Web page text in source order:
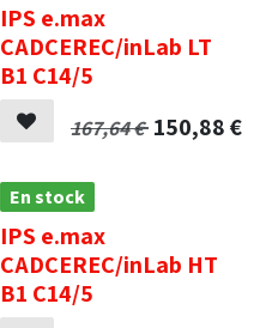
IPS e.max
CADCEREC/inLab LT
B1 C14/5
167,64€ 150,88€
En stock
IPS e.max
CADCEREC/inLab HT
B1 C14/5